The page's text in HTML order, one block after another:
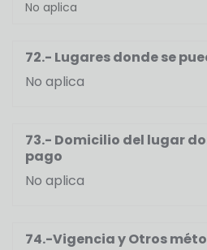
No aplica
72.- Lugares donde se
No aplica
73.- Domicilio del lugar
pago
No aplica
74.-Vigencia y Otros